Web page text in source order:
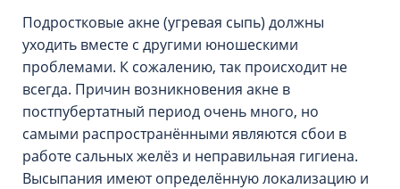
Подростковые акне (угревая сыпь) должны
уходить вместе с другими юношескими
проблемами. К сожалению, так происходит не
всегда. Причин возникновения акне в
постпубертатный период очень много, но
самыми распространёнными являются сбои в
работе сальных желёз и неправильная гигиена.
Высыпания имеют определённую локализацию и